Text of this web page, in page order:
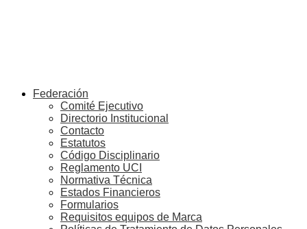
Federación
Comité Ejecutivo
Directorio Institucional
Contacto
Estatutos
Código Disciplinario
Reglamento UCI
Normativa Técnica
Estados Financieros
Formularios
Requisitos equipos de Marca